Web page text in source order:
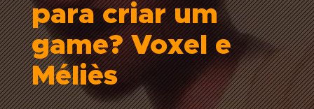
para criar um
game? Voxel e
Méliès